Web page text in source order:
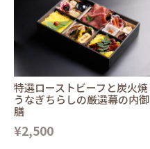
特選ローストビーフと炭火焼
うなぎちらしの厳選幕の内御
膳
¥2,500